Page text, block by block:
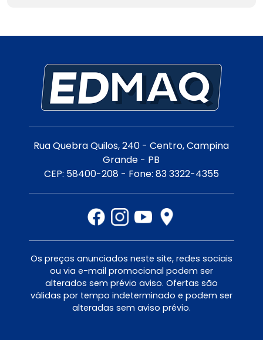
Rua Quebra Quilos, 240 - Centro, Campina
Grande - PB
CEP: 58400-208 - Fone: 83 3322-4355
Os preços anunciados neste site, redes sociais
ou via e-mail promocional podem ser
alterados sem prévio aviso. Ofertas são
válidas por tempo indeterminado e podem ser
alteradas sem aviso prévio.